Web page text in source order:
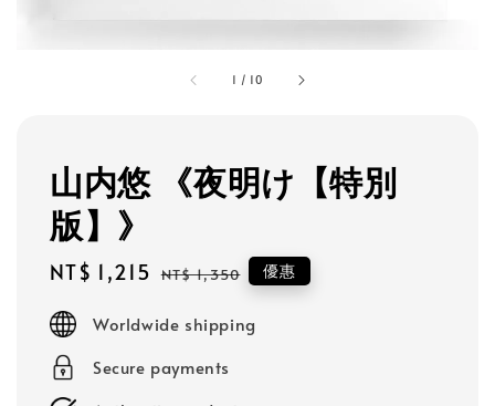
1 / 10
山内悠 《夜明け【特別
版】》
Sale
NT$ 1,215 Regular
NT$ 1,350 優惠
Worldwide shipping
Secure payments